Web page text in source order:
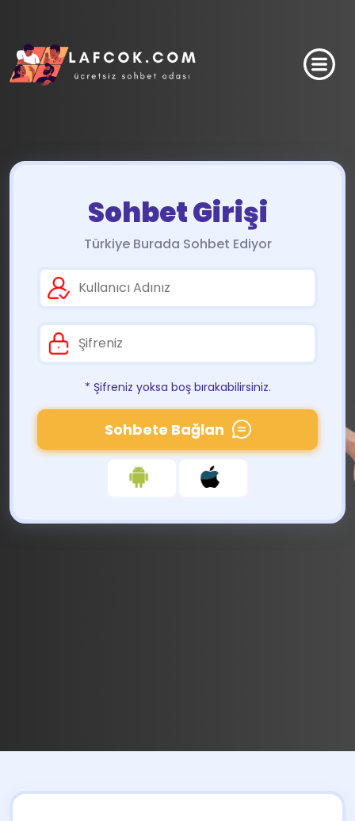
Sohbet Girişi
Türkiye Burada Sohbet Ediyor
* Şifreniz yoksa boş bırakabilirsiniz.
Sohbete Bağlan